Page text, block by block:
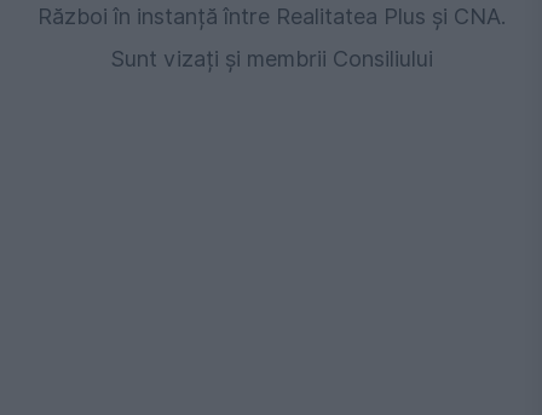
Război în instanță între Realitatea Plus și CNA.
Sunt vizați și membrii Consiliului